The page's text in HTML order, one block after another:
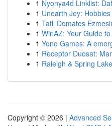
1 Nyonya4d Linklist:
1 Unearth Joy:
1 Tatlı Domates
1 WinAZ: Your Guide
1 Yono Games: A
1 Receptor Duosat:
1 Raleigh & Spring
Copyright © 2026 | Advanced